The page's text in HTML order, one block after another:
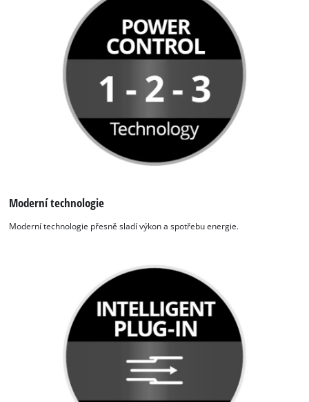
K načtení služby Google Maps
This content is not permitted to load due
to trackers that are not disclosed to the
visitor. The website owner needs to setup
the site with their CMP to add this content
to the list of technologies used.
Usercentrics Consent
Management Platform
Moderní technologie
Moderní technologie přesně sladí výkon a spotřebu energie.